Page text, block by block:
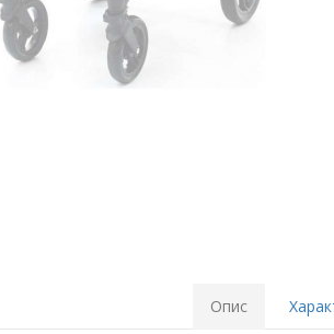
Опис